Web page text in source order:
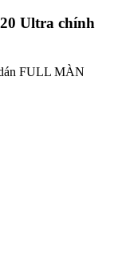
Ultra chính
FULL MÀN